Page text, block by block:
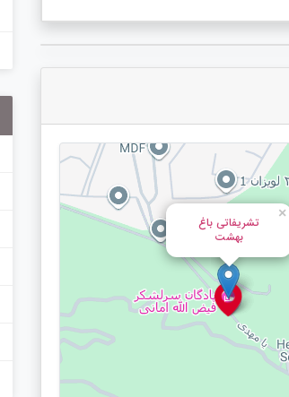
تشریفاتی باغ
بهشت
×